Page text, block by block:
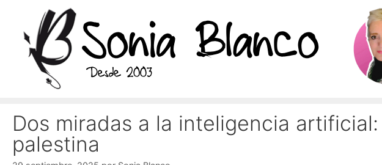
contenido
Dos miradas a la inteligencia
palestina